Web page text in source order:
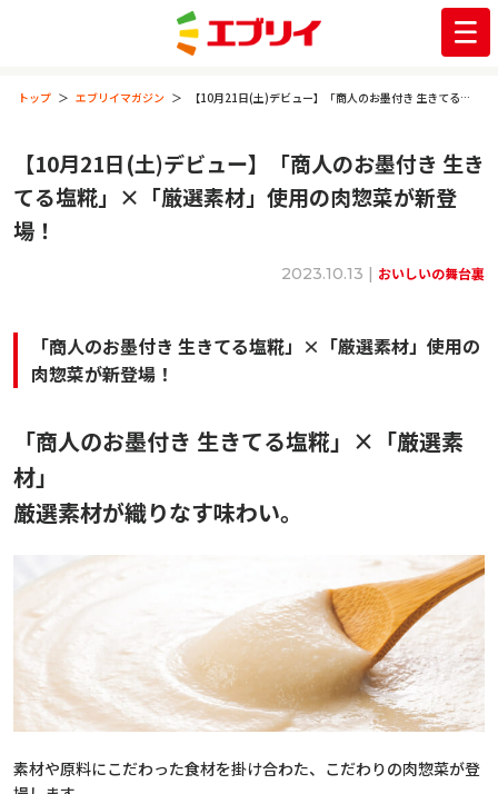
トップ エブリイマガジン 【10月21日(土)デビュー】「商人のお墨付き 生きてる塩糀」×「厳選素材」使用の肉惣菜が新登場！
【10月21日(土)デビュー】「商人のお墨付き 生き
てる塩糀」×「厳選素材」使用の肉惣菜が新登
場！
2023.10.13 | おいしいの舞台裏
「商人のお墨付き 生きてる塩糀」×「厳選素材」使用の
肉惣菜が新登場！
「商人のお墨付き 生きてる塩糀」×「厳選素
材」
厳選素材が織りなす味わい。
素材や原料にこだわった食材を掛け合わた、こだわりの肉惣菜が登